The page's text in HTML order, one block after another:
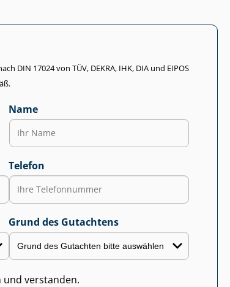
DIN 17024 von TÜV, DEKRA, IHK, DIA und EIPOS
Name
Telefon
Grund des Gutachtens
und verstanden.